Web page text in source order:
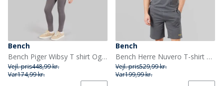
Bench
Bench Piger Wibsy T shirt Og Leggings Sæt Charcoal
Vejl. pris448,99 kr.
Var174,99 kr.
Bench
Bench Herre Nuvero T-shirt Og Shorts Sæt Steel Grey
Vejl. pris529,99 kr.
Var199,99 kr.